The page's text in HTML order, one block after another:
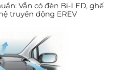
Vẫn có đèn Bi-LED, ghế
truyền động EREV